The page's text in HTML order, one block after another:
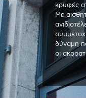
κρυφές
Με
δύναμη
οι